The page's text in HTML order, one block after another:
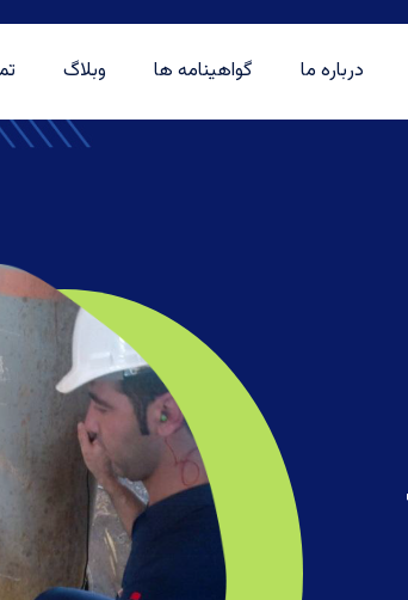
درباره ما گواهینامه ها وبلاگ